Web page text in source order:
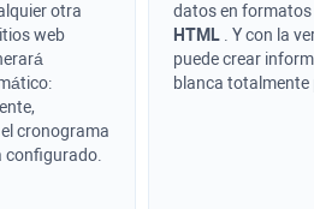
otra
web
cronograma
configurado.
datos en formatos
HTML . Y con la
puede crear
blanca